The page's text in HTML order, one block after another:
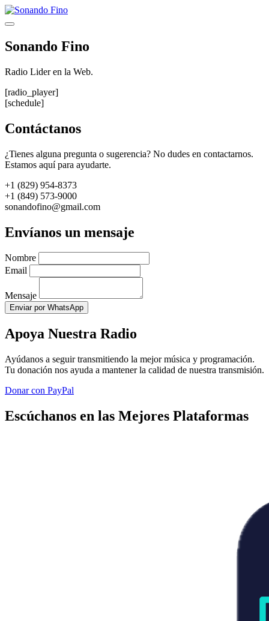
Saltar
al
Menú
Sonando Fino
Radio Lider en la Web.
[radio_player]
[schedule]
Contáctanos
¿Tienes alguna pregunta o sugerencia? No dudes en contactarnos.
Estamos aquí para ayudarte.
+1 (829) 954-8373
+1 (849) 573-9000
sonandofino@gmail.com
Envíanos un mensaje
Nombre
Email
Mensaje
Enviar por WhatsApp
Apoya Nuestra Radio
Ayúdanos a seguir transmitiendo la mejor música y programación.
Tu donación nos ayuda a mantener la calidad de nuestra transmisión.
Donar con PayPal
Escúchanos en las Mejores Plataformas